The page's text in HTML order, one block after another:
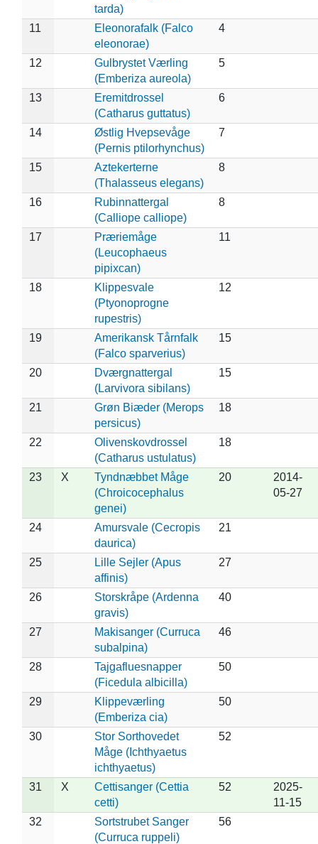
tarda)
11
Eleonorafalk (Falco
eleonorae)
4
12
Gulbrystet Værling
(Emberiza aureola)
5
13
Eremitdrossel
(Catharus guttatus)
6
14
Østlig Hvepsevåge
(Pernis ptilorhynchus)
7
15
Aztekerterne
(Thalasseus elegans)
8
16
Rubinnattergal
(Calliope calliope)
8
17
Præriemåge
(Leucophaeus
pipixcan)
11
18
Klippesvale
(Ptyonoprogne
rupestris)
12
19
Amerikansk Tårnfalk
(Falco sparverius)
15
20
Dværgnattergal
(Larvivora sibilans)
15
21
Grøn Biæder (Merops
persicus)
18
22
Olivenskovdrossel
(Catharus ustulatus)
18
23 X
Tyndnæbbet Måge
(Chroicocephalus
genei)
20
2014-
05-27
24
Amursvale (Cecropis
daurica)
21
25
Lille Sejler (Apus
affinis)
27
26
Storskråpe (Ardenna
gravis)
40
27
Makisanger (Curruca
subalpina)
46
28
Tajgafluesnapper
(Ficedula albicilla)
50
29
Klippeværling
(Emberiza cia)
50
30
Stor Sorthovedet
Måge (Ichthyaetus
ichthyaetus)
52
31 X
Cettisanger (Cettia
cetti)
52
2025-
11-15
32
Sortstrubet Sanger
(Curruca ruppeli)
56